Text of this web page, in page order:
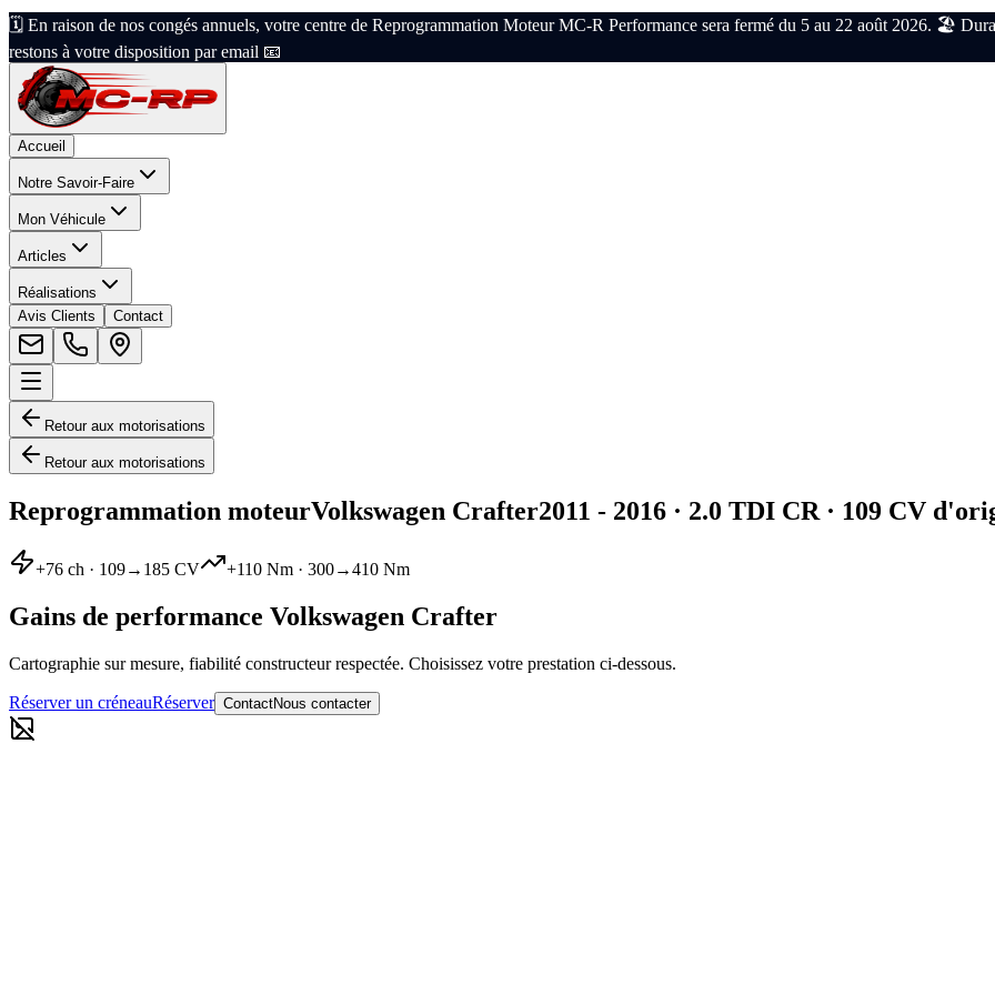
🗓️ En raison de nos congés annuels, votre centre de Reprogrammation Moteur MC-R Performance sera fermé du 5 au 22 août 2026. 🏖️
restons à votre disposition par email 📧
Accueil
Notre Savoir-Faire
Mon Véhicule
Articles
Réalisations
Avis Clients
Contact
Retour aux motorisations
Retour aux motorisations
Reprogrammation moteurVolkswagen Crafter2011 - 2016 · 2.0 TDI CR · 109 CV
+76 ch · 109→ 185 CV +110 Nm · 300→410 Nm
Gains de performance Volkswagen Crafter
Cartographie sur mesure, fiabilité constructeur respectée. Choisissez votre prestation ci-dessous.
Réserver un créneauRéserver ContactNous contacter